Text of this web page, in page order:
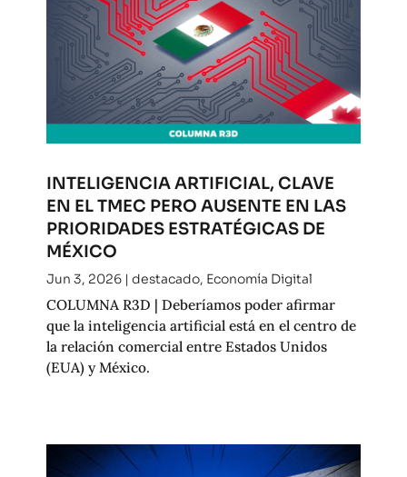
INTELIGENCIA ARTIFICIAL, CLAVE
EN EL TMEC PERO AUSENTE EN LAS
PRIORIDADES ESTRATÉGICAS DE
MÉXICO
Jun 3, 2026| destacado, Economía Digital
COLUMNA R3D | Deberíamos poder afirmar
que la inteligencia artificial está en el centro de
la relación comercial entre Estados Unidos
(EUA) y México.